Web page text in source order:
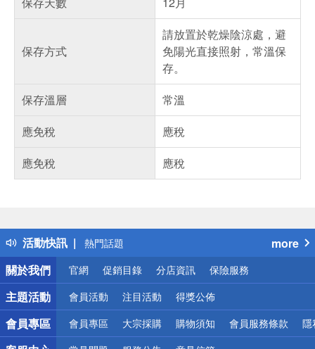
保存方式
請放置於乾燥陰涼處，避
免陽光直接照射，常溫保
存。
保存溫層
常溫
應免稅
應稅
應免稅
應稅
活動快訊
得獎公告
熱門話題
銀行優惠
偏遠地區配送
詐騙網頁！請小心！
more
關於我們
官網 促銷目錄 分店資訊 保險服務
主題活動 會員活動 注目活動 得獎公佈
會員專區 會員專區 大宗採購 購物須知 會員服務條款 隱